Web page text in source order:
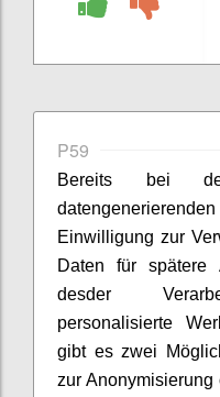
P59
Bereits bei
Einwilligung zur
Daten für spätere
desder
personalisierte
gibt es zwei
zur